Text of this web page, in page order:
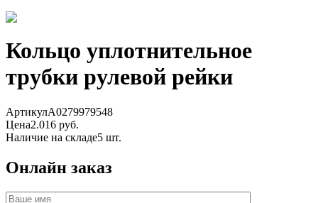
Кольцо уплотнительное
трубки рулевой рейки
АртикулA0279979548
Цена2.016 руб.
Наличие на складе5 шт.
Онлайн заказ